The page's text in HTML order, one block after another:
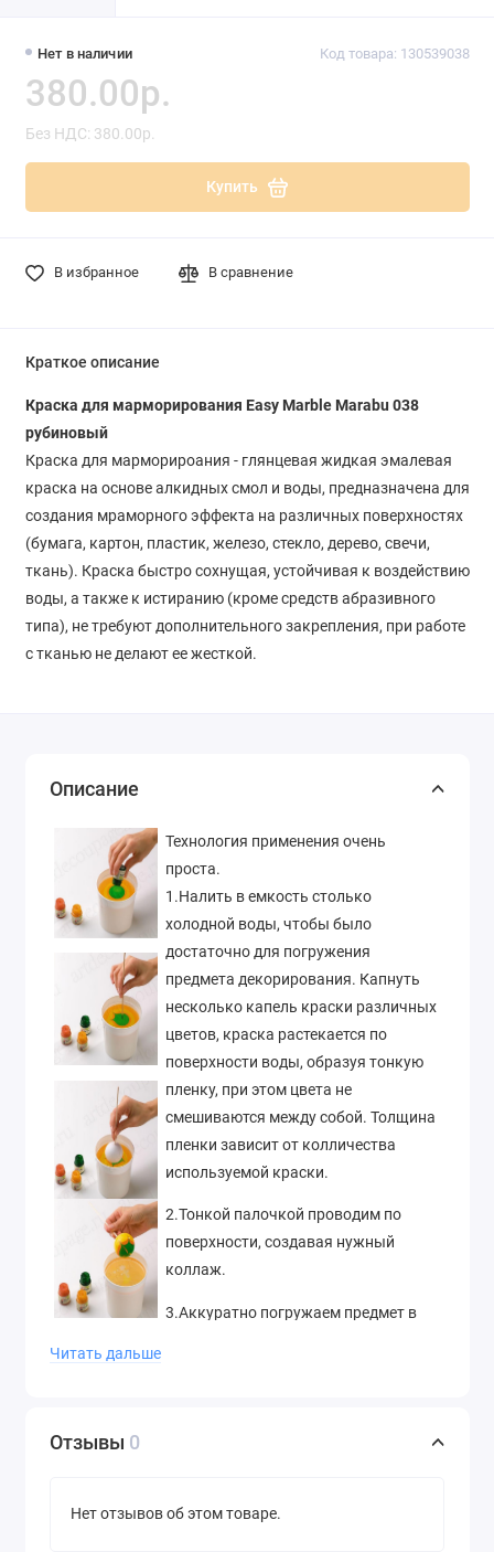
Нет в наличии Код товара: 130539038
380.00р.
Без НДС: 380.00р.
Купить
В избранное В сравнение
Краткое описание
Краска для марморирования Easy Marble Marabu 038
рубиновый
Краска для марморироания - глянцевая жидкая эмалевая
краска на основе алкидных смол и воды, предназначена для
создания мраморного эффекта на различных поверхностях
(бумага, картон, пластик, железо, стекло, дерево, свечи,
ткань). Краска быстро сохнущая, устойчивая к воздействию
воды, а также к истиранию (кроме средств абразивного
типа), не требуют дополнительного закрепления, при работе
с тканью не делают ее жесткой.
Описание
Технология применения очень
проста.
1.Налить в емкость столько
холодной воды, чтобы было
достаточно для погружения
предмета декорирования. Капнуть
несколько капель краски различных
цветов, краска растекается по
поверхности воды, образуя тонкую
пленку, при этом цвета не
смешиваются между собой. Толщина
пленки зависит от колличества
используемой краски.
2.Тонкой палочкой проводим по
поверхности, создавая нужный
коллаж.
3.Аккуратно погружаем предмет в
минут просушите изделие - и готово!
Читать дальше
Отзывы 0
Нет отзывов об этом товаре.